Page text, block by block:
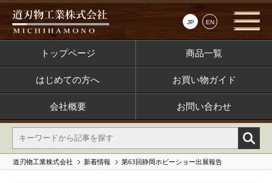
JP EN
トップページ 商品一覧
はじめての方へ お買い物ガイド
会社概要 お問い合わせ
道刃物工業株式会社 新着情報 第63回静岡ホビーショー出展報告